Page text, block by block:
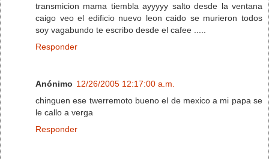
transmicion mama tiembla ayyyyy salto desde la ventana
caigo veo el edificio nuevo leon caido se murieron todos
soy vagabundo te escribo desde el cafee .....
Responder
Anónimo 12/26/2005 12:17:00 a.m.
chinguen ese twerremoto bueno el de mexico a mi papa se
le callo a verga
Responder